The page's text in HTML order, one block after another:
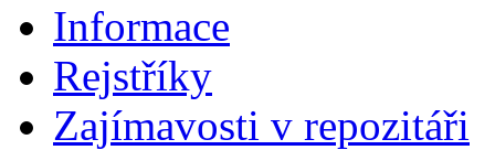
Informace
Rejstříky
Zajímavosti v repozitáři